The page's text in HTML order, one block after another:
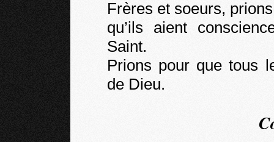
Frères et soeurs,
qu’ils aient
Saint.
Prions pour que tous
de Dieu.